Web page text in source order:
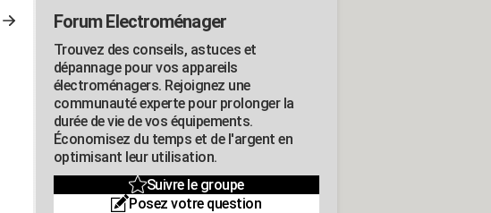
Forum Electroménager
Trouvez des conseils, astuces et
dépannage pour vos appareils
électroménagers. Rejoignez une
communauté experte pour prolonger la
durée de vie de vos équipements.
Économisez du temps et de l'argent en
optimisant leur utilisation.
Suivre le groupe
Posez votre question